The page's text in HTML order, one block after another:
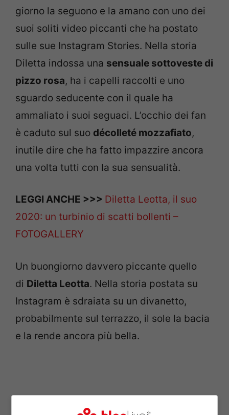
giorno la seguono e la amano con uno dei
suoi soliti video piccanti che ha postato
sulle sue Instagram Stories. Nella storia
Diletta indossa una sensuale sottoveste di
pizzo rosa, ha i capelli raccolti e uno
sguardo seducente con il quale ha
ammaliato i suoi seguaci. L’occhio dei fan
è caduto sul suo décolleté mozzafiato,
inutile dire che ha fatto impazzire ancora
una volta tutti con la sua sensualità.
LEGGI ANCHE >>> Diletta Leotta, il suo
2020: un turbinio di scatti bollenti –
FOTOGALLERY
Un buongiorno davvero piccante quello
di Diletta Leotta. Nella storia postata su
Instagram è sdraiata su un divanetto,
probabilmente sul terrazzo, il sole la bacia
e la rende ancora più bella.